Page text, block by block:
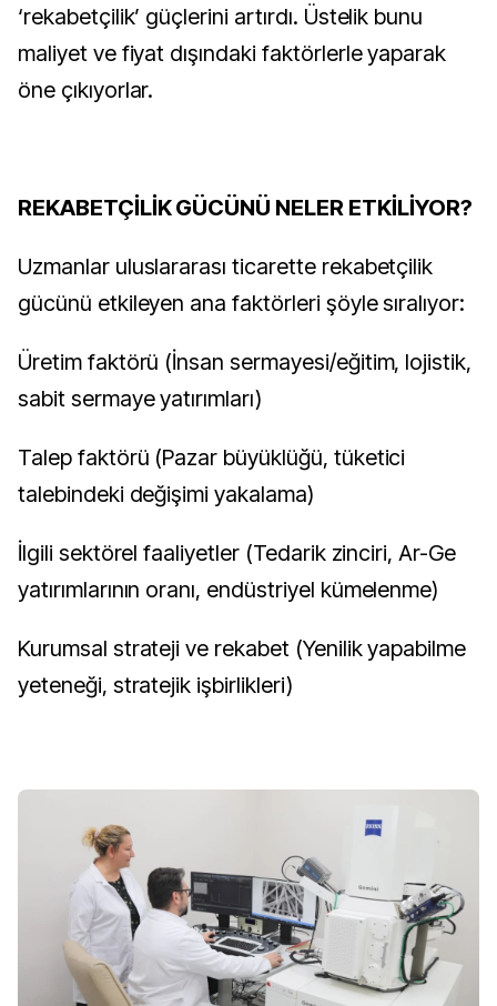
‘rekabetçilik’ güçlerini artırdı. Üstelik bunu
maliyet ve fiyat dışındaki faktörlerle yaparak
öne çıkıyorlar.
REKABETÇİLİK GÜCÜNÜ NELER ETKİLİYOR?
Uzmanlar uluslararası ticarette rekabetçilik
gücünü etkileyen ana faktörleri şöyle sıralıyor:
Üretim faktörü (İnsan sermayesi/eğitim, lojistik,
sabit sermaye yatırımları)
Talep faktörü (Pazar büyüklüğü, tüketici
talebindeki değişimi yakalama)
İlgili sektörel faaliyetler (Tedarik zinciri, Ar-Ge
yatırımlarının oranı, endüstriyel kümelenme)
Kurumsal strateji ve rekabet (Yenilik yapabilme
yeteneği, stratejik işbirlikleri)